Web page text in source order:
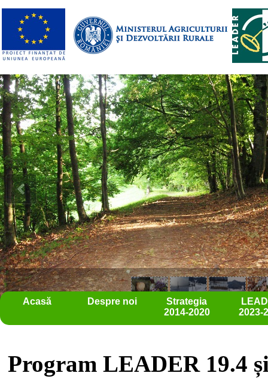
Acasă Despre noi
Strategia
2014-2020
2023-
Program LEADER 19.4